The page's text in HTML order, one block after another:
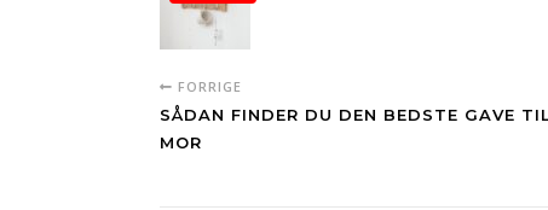
FORRIGE
SÅDAN FINDER DU DEN BEDSTE GAVE
MOR